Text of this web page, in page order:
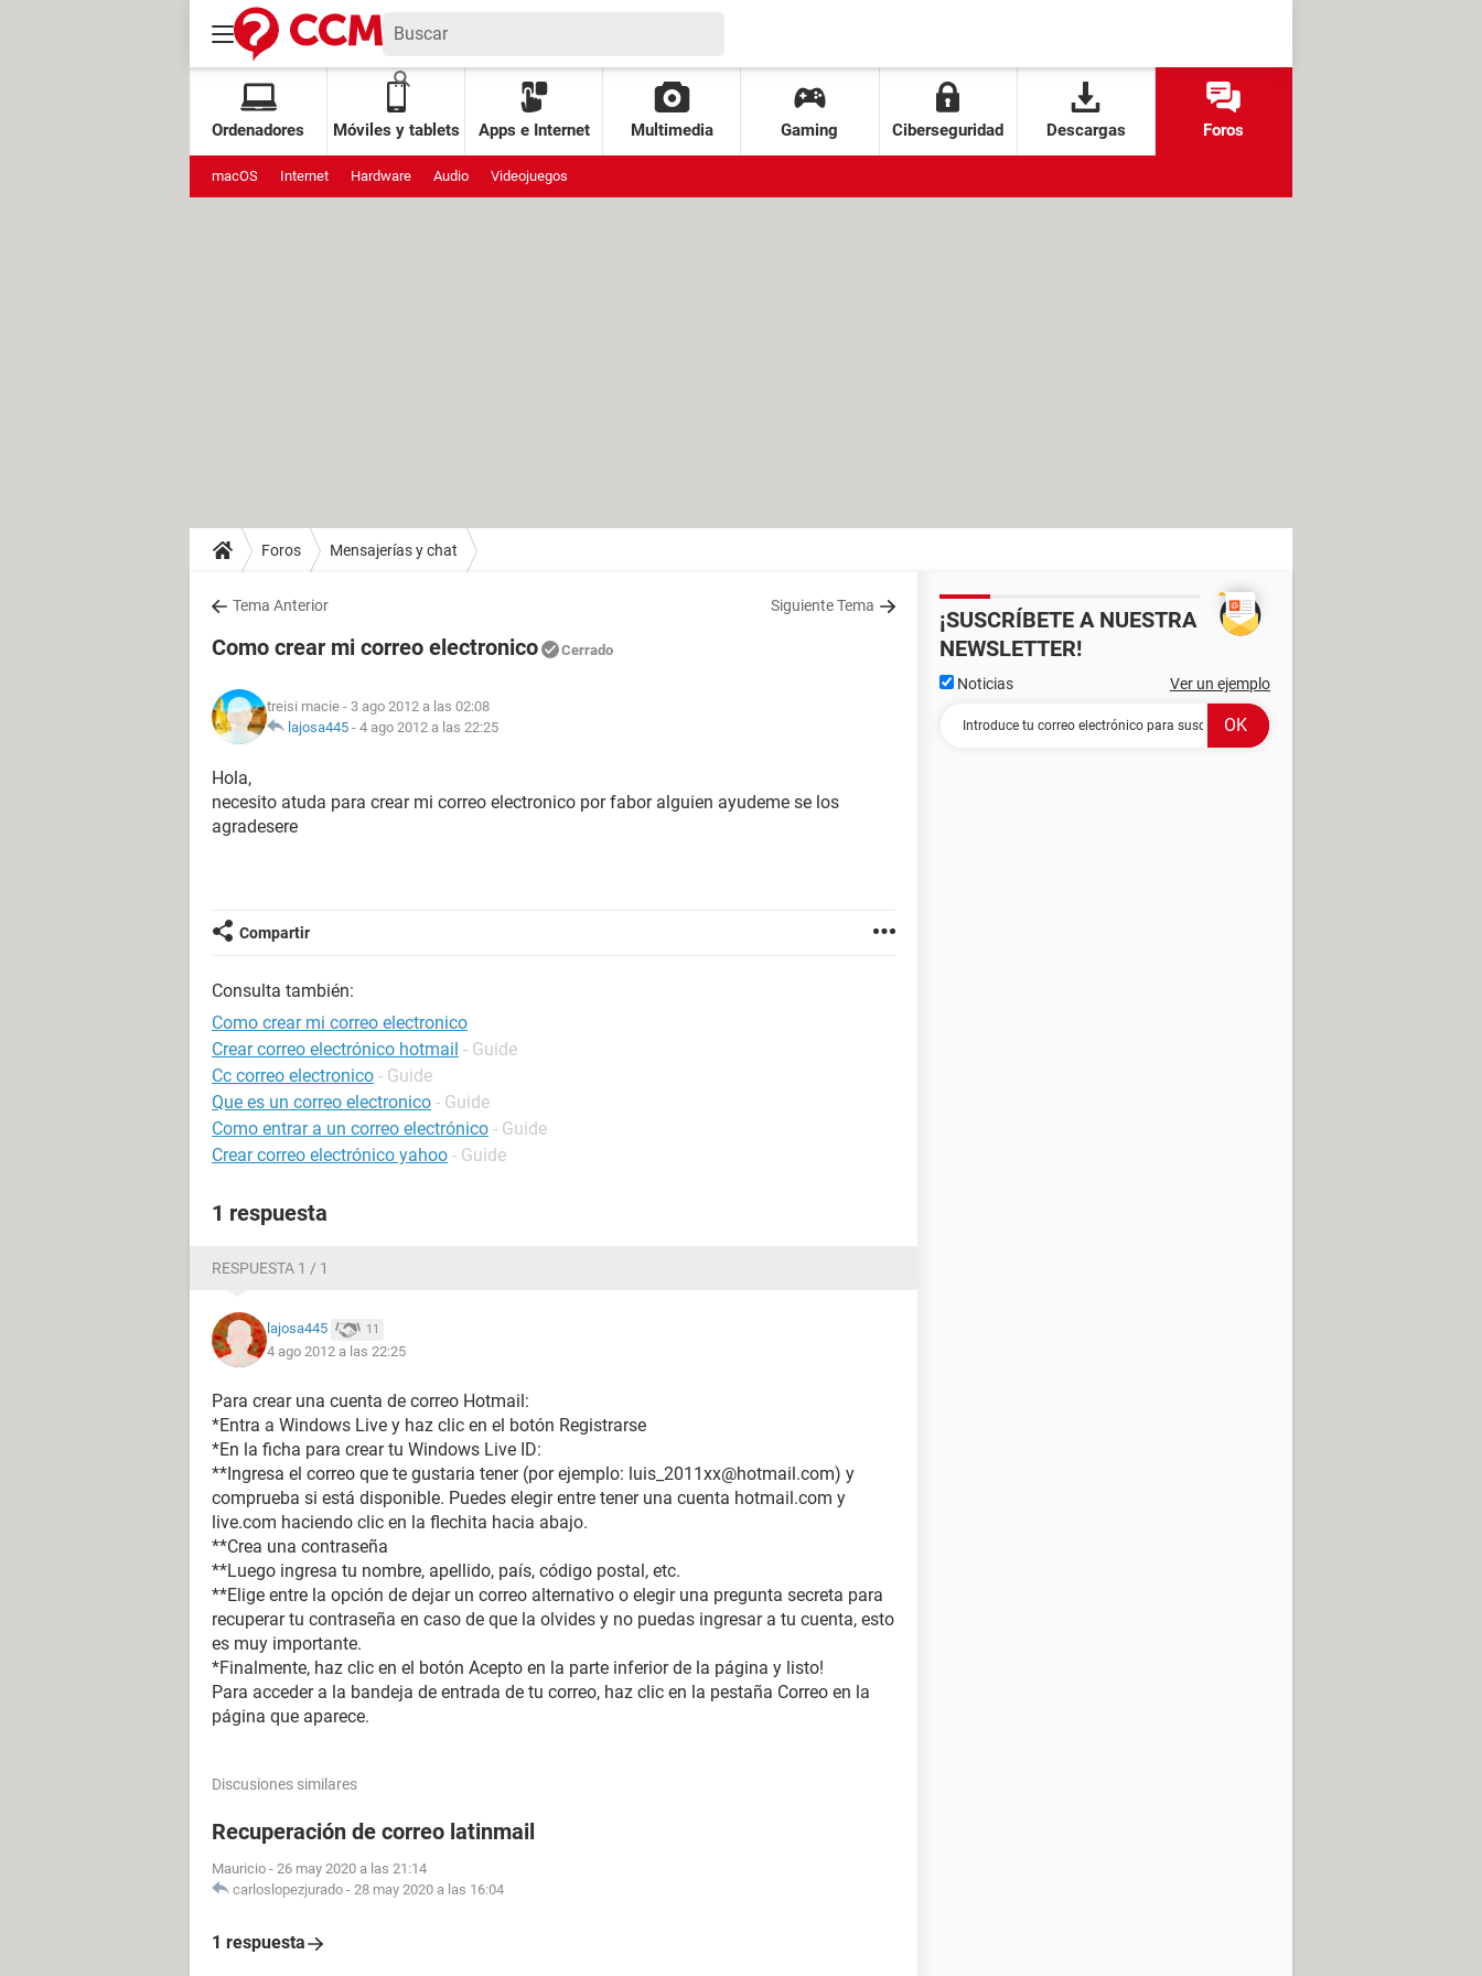
Ordenadores Móviles y tablets Apps e Internet Multimedia Gaming Ciberseguridad Descargas Foros
macOS Internet Hardware Audio Videojuegos
Foros Mensajerías y chat
Tema Anterior Siguiente Tema
Como crear mi correo electronico Cerrado
treisi macie - 3 ago 2012 a las 02:08
lajosa445 - 4 ago 2012 a las 22:25
Hola,
necesito atuda para crear mi correo electronico por fabor alguien ayudeme se los
agradesere
Compartir
Consulta también:
Como crear mi correo electronico
Crear correo electrónico hotmail - Guide
Cc correo electronico - Guide
Que es un correo electronico - Guide
Como entrar a un correo electrónico - Guide
Crear correo electrónico yahoo - Guide
1 respuesta
RESPUESTA 1 / 1
lajosa445 11
4 ago 2012 a las 22:25
Para crear una cuenta de correo Hotmail:
*Entra a Windows Live y haz clic en el botón Registrarse
*En la ficha para crear tu Windows Live ID:
**Ingresa el correo que te gustaria tener (por ejemplo: luis_2011xx@hotmail.com) y
comprueba si está disponible. Puedes elegir entre tener una cuenta hotmail.com y
live.com haciendo clic en la flechita hacia abajo.
**Crea una contraseña
**Luego ingresa tu nombre, apellido, país, código postal, etc.
**Elige entre la opción de dejar un correo alternativo o elegir una pregunta secreta para
recuperar tu contraseña en caso de que la olvides y no puedas ingresar a tu cuenta, esto
es muy importante.
*Finalmente, haz clic en el botón Acepto en la parte inferior de la página y listo!
Para acceder a la bandeja de entrada de tu correo, haz clic en la pestaña Correo en la
página que aparece.
Discusiones similares
Recuperación de correo latinmail
Mauricio - 26 may 2020 a las 21:14
carloslopezjurado - 28 may 2020 a las 16:04
1 respuesta
¡SUSCRÍBETE A NUESTRA
NEWSLETTER!
Noticias Ver un ejemplo